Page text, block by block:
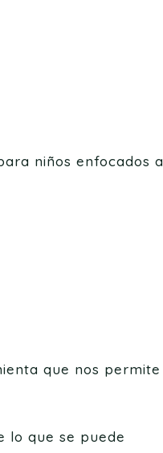
niños enfocados a
que nos permite
lo que se puede